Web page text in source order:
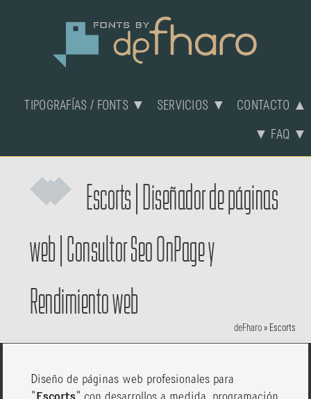
TIPOGRAFÍAS / FONTS ▼ SERVICIOS ▼ CONTACTO ▲
▼ FAQ ▼
Escorts Diseñador de páginas
web Consultor Seo OnPage y
Rendimiento web
deFharo» Escorts
Diseño de páginas web profesionales para